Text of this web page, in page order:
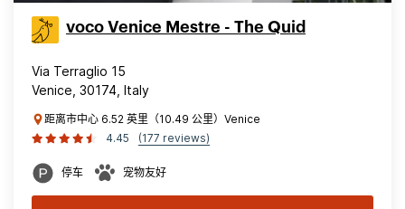
voco Venice Mestre - The Quid
Via Terraglio 15
Venice, 30174, Italy
距离市中心 6.52 英里（10.49 公里）Venice
4.45
(177 reviews)
停车 宠物友好